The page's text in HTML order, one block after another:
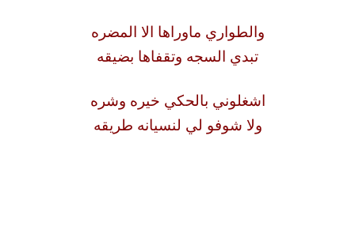
والطواري ماوراها الا المضره
تبدي السجه وتقفاها بضيقه
اشغلوني بالحكي خيره وشره
ولا شوفو لي لنسيانه طريقه